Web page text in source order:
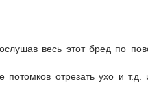
весь этот бред по
отрезать ухо и т.д.